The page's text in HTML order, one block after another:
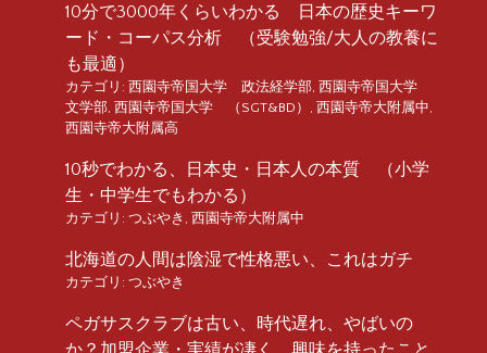
10分で3000年くらいわかる 日本の歴史キーワ
ード・コーパス分析 （受験勉強/大人の教養に
も最適）
カテゴリ: 西園寺帝国大学 政法経学部, 西園寺帝国大学
文学部, 西園寺帝国大学 （SGT&BD） , 西園寺帝大附属中,
西園寺帝大附属高
10秒でわかる、日本史・日本人の本質 （小学
生・中学生でもわかる）
カテゴリ: つぶやき , 西園寺帝大附属中
北海道の人間は陰湿で性格悪い、これはガチ
カテゴリ: つぶやき
ペガサスクラブは古い、時代遅れ、やばいの